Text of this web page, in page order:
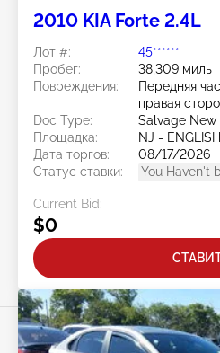
2010 KIA Forte 2.4L
Лот #:
45******
Пробег:
38,309 миль
Повреждения:
Передняя
правая
Doc Type:
Salvage New
Площадка:
NJ -
Дата торгов:
08/17/2026
Статус ставки:
You Haven't
Current Bid:
$0